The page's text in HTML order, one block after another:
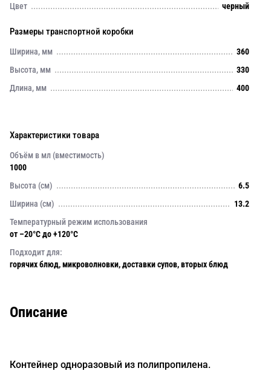
Цвет
черный
Размеры транспортной коробки
Ширина, мм
360
Высота, мм
330
Длина, мм
400
Характеристики товара
Объём в мл (вместимость)
1000
Высота (см)
6.5
Ширина (см)
13.2
Температурный режим использования
от –20°C до +120°C
Подходит для:
горячих блюд, микроволновки, доставки супов, вторых блюд
Описание
Контейнер одноразовый из полипропилена.